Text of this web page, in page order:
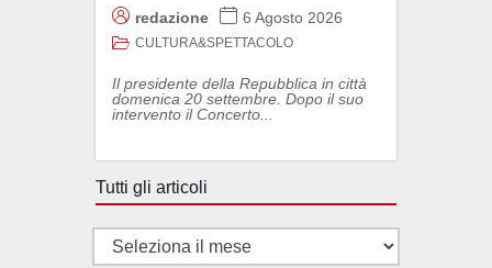
redazione 6 Agosto 2026
CULTURA&SPETTACOLO
Il presidente della Repubblica in città
domenica 20 settembre. Dopo il suo
intervento il Concerto...
Tutti gli articoli
Tutti